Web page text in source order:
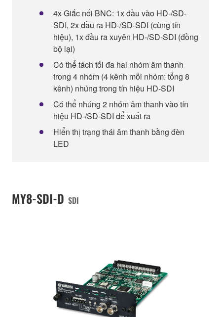
4x Giắc nối BNC: 1x đầu vào HD-/SD-
SDI, 2x đầu ra HD-/SD-SDI (cùng tín
hiệu), 1x đầu ra xuyên HD-/SD-SDI (đồng
bộ lại)
Có thể tách tối đa hai nhóm âm thanh
trong 4 nhóm (4 kênh mỗi nhóm: tổng 8
kênh) nhúng trong tín hiệu HD-SDI
Có thể nhúng 2 nhóm âm thanh vào tín
hiệu HD-/SD-SDI để xuất ra
Hiển thị trạng thái âm thanh bằng đèn
LED
MY8-SDI-D SDI